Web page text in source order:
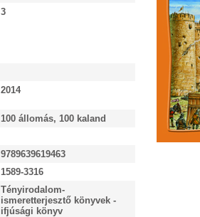
3
2014
100 állomás, 100 kaland
9789639619463
1589-3316
Tényirodalom-
ismeretterjesztő könyvek -
ifjúsági könyv